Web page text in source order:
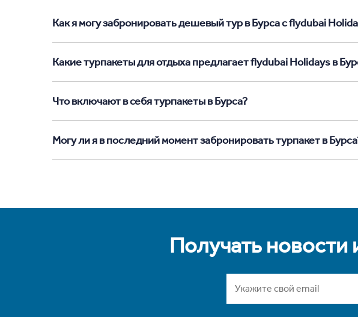
Как я могу забронировать дешевый тур в Бурса с flydubai
Какие турпакеты для отдыха предлагает flydubai Holidays в
Что включают в себя турпакеты в Бурса?
Могу ли я в последний момент забронировать турпакет в
Получать